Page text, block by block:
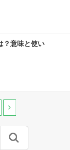
？意味と使い